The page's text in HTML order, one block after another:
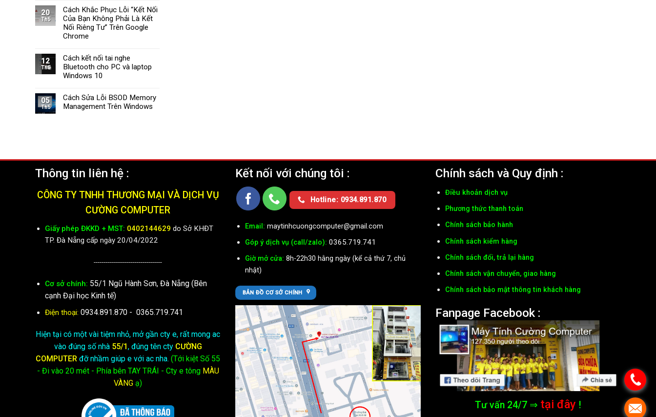
11
Nhanh
Chóng
(2025)
20
Th5
Cách Khắc Phục Lỗi “Kết Nối
Của Bạn Không Phải Là Kết
Nối Riêng Tư” Trên Google
Chrome
12
Th5
Cách kết nối tai nghe
Bluetooth cho PC và laptop
Windows 10
05
Th5
Cách Sửa Lỗi BSOD Memory
Management Trên Windows
Thông tin liên hệ :
CÔNG TY TNHH THƯƠNG MẠI VÀ DỊCH VỤ
CƯỜNG COMPUTER
Giấy phép ĐKKD + MST: 0402144629 do Sở KHĐT
TP. Đà Nẵng cấp ngày 20/04/2022
-----------------------------------
Cơ sở chính: 55/1 Ngũ Hành Sơn, Đà Nẵng (Bên
cạnh Đại học Kinh tế)
Điện thoại: 0934.891.870 - 0365.719.741
Hiện tại có một vài tiệm nhỏ, mở gần cty e, rất mong ac
vào đúng số nhà 55/1, đúng tên cty CƯỜNG
COMPUTER đỡ nhầm giúp e với ac nha. (Tới kiệt Số 55
- Đi vào 20 mét - Phía bên TAY TRÁI - Cty e tôngMÀU
VÀNG ạ)
Kết nối với chúng tôi :
Hotline: 0934.891.870
Email: maytinhcuongcomputer@gmail.com
Góp ý dịch vụ (call/zalo): 0365.719.741
Giờ mở cửa: 8h-22h30 hằng ngày (kể cả thứ 7, chủ
nhật)
BẢN ĐỒ CƠ SỞ CHÍNH
Chính sách và Quy định :
Điều khoản dịch vụ
Phương thức thanh toán
Chính sách bảo hành
Chính sách kiểm hàng
Chính sách đổi, trả lại hàng
Chính sách vận chuyển, giao hàng
Chính sách bảo mật thông tin khách hàng
Fanpage Facebook :
Tư vấn 24/7 ⇒ tại đây !